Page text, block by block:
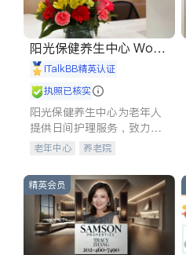
阳光保健养生中心 World
shine
iTalkBB精英认证
执照已核实
阳光保健养生中心为老年人
提供日间护理服务，致力于
通过持续的护理创新来有效
老年中心 养老院
精英会员